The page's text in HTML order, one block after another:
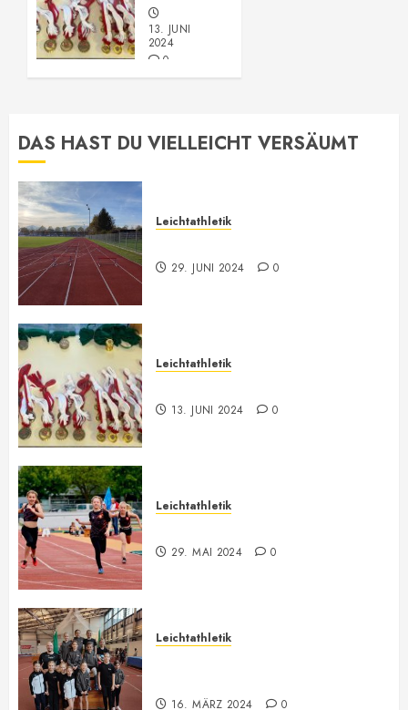
13. JUNI
2024
0
DAS HAST DU VIELLEICHT VERSÄUMT
Leichtathletik
29. JUNI 2024 0
Leichtathletik
13. JUNI 2024 0
Leichtathletik
29. MAI 2024 0
Leichtathletik
16. MÄRZ 2024 0